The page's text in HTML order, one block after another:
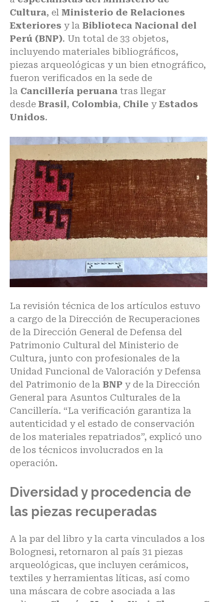
Cultura, el Ministerio de Relaciones
Exteriores y la Biblioteca Nacional del
Perú (BNP). Un total de 33 objetos,
incluyendo materiales bibliográficos,
piezas arqueológicas y un bien etnográfico,
fueron verificados en la sede de
la Cancillería peruana tras llegar
desde Brasil, Colombia, Chile yEstados
Unidos.
La revisión técnica de los artículos estuvo
a cargo de la Dirección de Recuperaciones
de la Dirección General de Defensa del
Patrimonio Cultural del Ministerio de
Cultura, junto con profesionales de la
Unidad Funcional de Valoración y Defensa
del Patrimonio de la BNP y de la Dirección
General para Asuntos Culturales de la
Cancillería. “La verificación garantiza la
autenticidad y el estado de conservación
de los materiales repatriados”, explicó uno
de los técnicos involucrados en la
operación.
Diversidad y procedencia de
las piezas recuperadas
A la par del libro y la carta vinculados a los
Bolognesi, retornaron al país 31 piezas
arqueológicas, que incluyen cerámicos,
textiles y herramientas líticas, así como
una máscara de cobre asociada a las